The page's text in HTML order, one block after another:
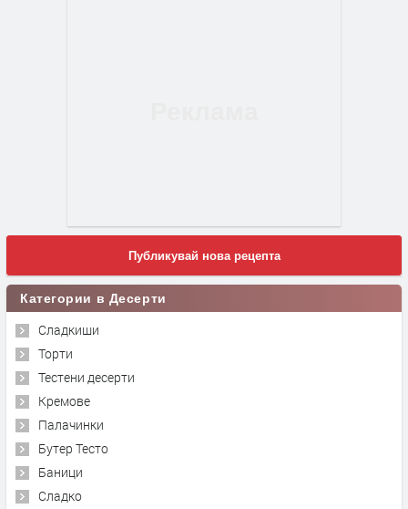
Публикувай нова рецепта
Категории в Десерти
Сладкиши
Торти
Тестени десерти
Кремове
Палачинки
Бутер Тесто
Баници
Сладко